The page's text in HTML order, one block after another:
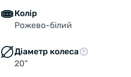
Колір
Рожево-білий
Діаметр колеса
20"